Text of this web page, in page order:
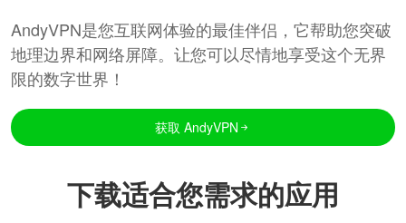
AndyVPN是您互联网体验的最佳伴侣，它帮助您突破
地理边界和网络屏障。让您可以尽情地享受这个无界
限的数字世界！
获取 AndyVPN
下载适合您需求的应用